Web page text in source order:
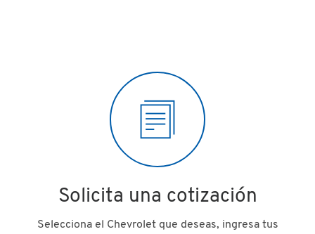
Solicita una cotización
Selecciona el Chevrolet que deseas, ingresa tus